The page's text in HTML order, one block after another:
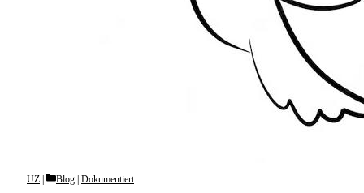
UZ Categories
Blog Dokumentiert